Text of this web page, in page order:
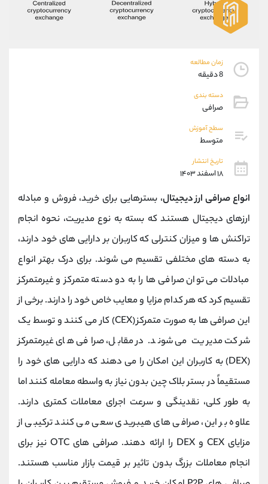
زمان مطالعه
8 دقیقه
دسته بندی
صرافی
سطح آموزش
متوسط
تاریخ انتشار
۱۸ اسفند ۱۴۰۳
انواع صرافی ‌ارز دیجیتال، بسترهایی برای خرید، فروش و مبادله
ارزهای دیجیتال هستند که بسته به نوع مدیریت، نحوه انجام
تراکنش ‌ها و میزان کنترلی که کاربران بر دارایی‌ های خود دارند،
به دسته‌ های مختلفی تقسیم می ‌شوند. برای درک بهتر انواع
مبادلات می توان صرافی ها را به دو دسته متمرکز و غیرمتمرکز
تقسیم کرد که هر کدام مزایا و معایب خاص خود را دارند. برخی از
این صرافی ها به صورت متمرکز (CEX) کار می کنند و توسط یک
شرکت مدیریت می شوند. در مقابل، صرافی ‌های غیرمتمرکز
(DEX) به کاربران این امکان را می ‌دهند که دارایی ‌های خود را
مستقیماً در بستر بلاک چین بدون نیاز به واسطه معامله کنند اما
به طور کلی، نقدینگی و سرعت اجرای معاملات کمتری دارند.
علاوه بر این، صرافی های هیبریدی سعی می کنند ترکیبی از
مزایای CEX و DEX را ارائه دهند. صرافی های OTC نیز برای
انجام معاملات بزرگ بدون تاثیر بر قیمت بازار مناسب هستند.
09927779040
واتساپ شروع گفتگو
تلگرام
پشتیبان فروش
موبایل
اطلاعات تماس
تلفن 021-22021030
021-22021040
بدون پیش شماره
اینستاگرام @alireza.mehrabii
کانال تلگرام @alirezamehrabi_com
@alirezamehrabi_official